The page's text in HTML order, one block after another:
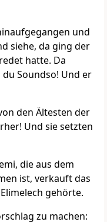
und
siehe, da ging der
hatte. Da
Soundso! Und er
den Ältesten der
Und sie setzten
die aus dem
ist, verkauft das
gehörte.
zu machen: